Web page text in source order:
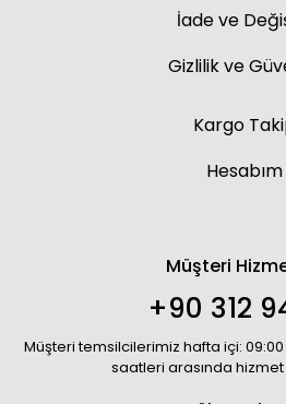
İade ve
Gizlilik ve
Kargo
Hesabım
Müşteri
+90 312
Müşteri temsilcilerimiz hafta içi: 09:00
saatleri arasında